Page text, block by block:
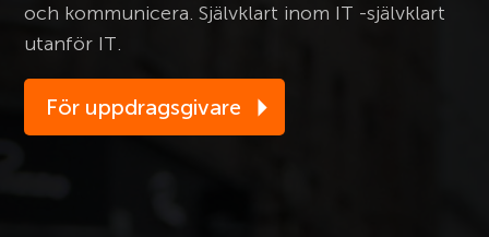
och kommunicera. Självklart inom IT -självklart
utanför IT.
För uppdragsgivare